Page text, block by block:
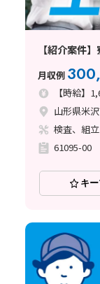
【紹介案件
月収例
【時給】
山形県米
検査、組
61095-00
キ